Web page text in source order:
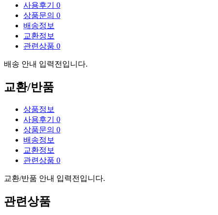
사용후기 0
상품문의 0
배송정보
교환정보
관련상품 0
배송 안내 입력전입니다.
교환/반품
상품정보
사용후기 0
상품문의 0
배송정보
교환정보
관련상품 0
교환/반품 안내 입력전입니다.
관련상품